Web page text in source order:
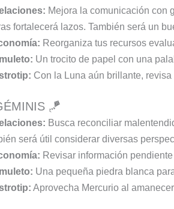
Mejora la comunicación con
fortalecerá lazos. También será un
Reorganiza tus recursos
Un trocito de papel con una
Con la Luna aún brillante,
🪁
Busca reconciliar
será útil considerar diversas
Revisar información
Una pequeña piedra blanca
Aprovecha Mercurio al